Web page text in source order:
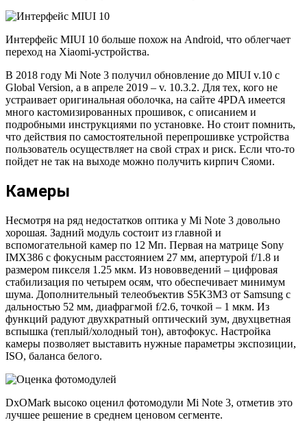
Интерфейс MIUI 10 больше похож на Android, что облегчает
переход на Xiaomi-устройства.
В 2018 году Mi Note 3 получил обновление до MIUI v.10 с
Global Version, а в апреле 2019 – v. 10.3.2. Для тех, кого не
устраивает оригинальная оболочка, на сайте 4PDA имеется
много кастомизированных прошивок, с описанием и
подробными инструкциями по установке. Но стоит помнить,
что действия по самостоятельной перепрошивке устройства
пользователь осуществляет на свой страх и риск. Если что-то
пойдет не так на выходе можно получить кирпич Сяоми.
Камеры
Несмотря на ряд недостатков оптика у Mi Note 3 довольно
хорошая. Задний модуль состоит из главной и
вспомогательной камер по 12 Мп. Первая на матрице Sony
IMX386 с фокусным расстоянием 27 мм, апертурой f/1.8 и
размером пикселя 1.25 мкм. Из нововведений – цифровая
стабилизация по четырем осям, что обеспечивает минимум
шума. Дополнительный телеобъектив S5K3M3 от Samsung c
дальностью 52 мм, диафрагмой f/2.6, точкой – 1 мкм. Из
функций радуют двухкратный оптический зум, двухцветная
вспышка (теплый/холодный тон), автофокус. Настройка
камеры позволяет выставить нужные параметры экспозиции,
ISO, баланса белого.
DxOMark высоко оценил фотомодули Mi Note 3, отметив это
лучшее решение в среднем ценовом сегменте.